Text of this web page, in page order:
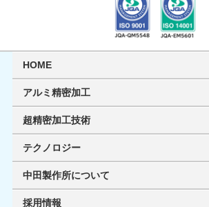
HOME
アルミ精密加工
超精密加工技術
テクノロジー
中田製作所について
採用情報